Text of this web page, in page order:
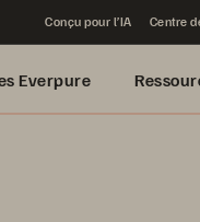
Conçu pour l’IA Centre
Everpure